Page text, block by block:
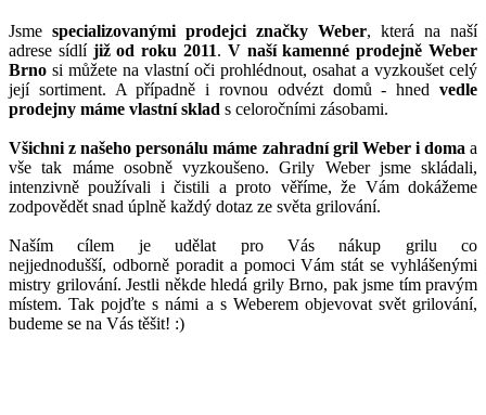
Jsme specializovanými prodejci značky Weber, která na naší
adrese sídlí již od roku 2011. V naší kamenné prodejně Weber
Brno si můžete na vlastní oči prohlédnout, osahat a vyzkoušet celý
její sortiment. A případně i rovnou odvézt domů - hned vedle
prodejny máme vlastní sklad s celoročními zásobami.
Všichni z našeho personálu máme zahradní gril Weber i doma a
vše tak máme osobně vyzkoušeno. Grily Weber jsme skládali,
intenzivně používali i čistili a proto věříme, že Vám dokážeme
zodpovědět snad úplně každý dotaz ze světa grilování.
Naším cílem je udělat pro Vás nákup grilu co
nejjednodušší, odborně poradit a pomoci Vám stát se vyhlášenými
mistry grilování. Jestli někde hledá grily Brno, pak jsme tím pravým
místem. Tak pojďte s námi a s Weberem objevovat svět grilování,
budeme se na Vás těšit! :)